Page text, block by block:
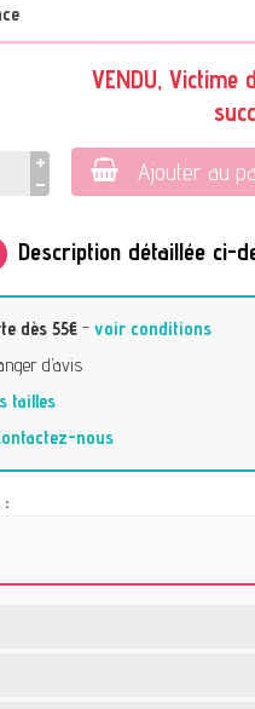
VENDU, Victime
Ajouter au
Description détaillée ci-
dès 55€- voir conditions
d’avis
tailles
nous
: